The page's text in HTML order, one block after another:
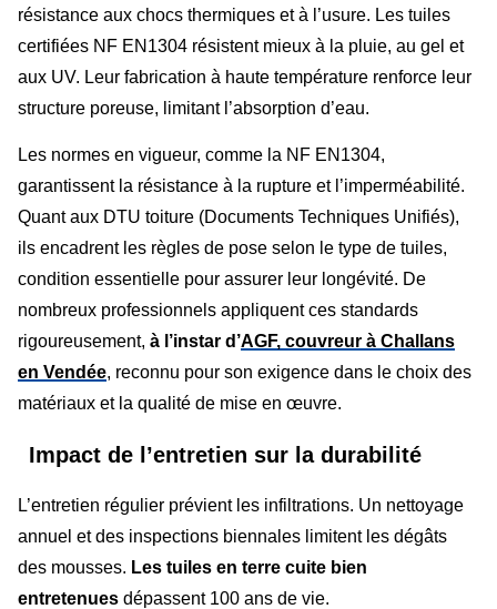
résistance aux chocs thermiques et à l’usure. Les tuiles
certifiées NF EN1304 résistent mieux à la pluie, au gel et
aux UV. Leur fabrication à haute température renforce leur
structure poreuse, limitant l’absorption d’eau.
Les normes en vigueur, comme la NF EN1304,
garantissent la résistance à la rupture et l’imperméabilité.
Quant aux DTU toiture (Documents Techniques Unifiés),
ils encadrent les règles de pose selon le type de tuiles,
condition essentielle pour assurer leur longévité. De
nombreux professionnels appliquent ces standards
rigoureusement, à l’instar d’AGF, couvreur à Challans
en Vendée, reconnu pour son exigence dans le choix des
matériaux et la qualité de mise en œuvre.
Impact de l’entretien sur la durabilité
L’entretien régulier prévient les infiltrations. Un nettoyage
annuel et des inspections biennales limitent les dégâts
des mousses. Les tuiles en terre cuite bien
entretenues dépassent 100 ans de vie.